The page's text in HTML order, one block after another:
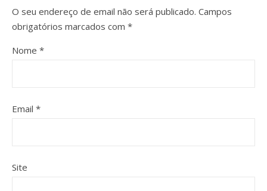
O seu endereço de email não será publicado. Campos
obrigatórios marcados com *
Nome *
Email *
Site